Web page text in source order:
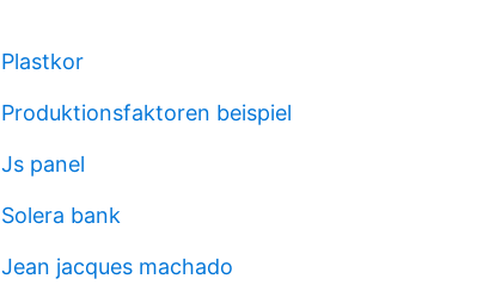
Plastkor
Produktionsfaktoren beispiel
Js panel
Solera bank
Jean jacques machado